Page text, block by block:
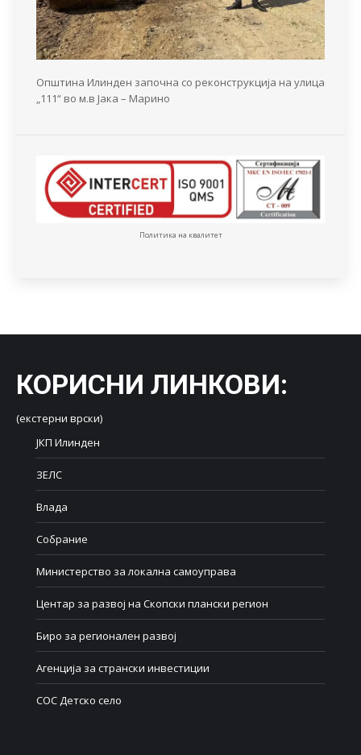
Општина Илинден започна со реконструкција на улица
„111“ во м.в Јака – Марино
Политика на квалитет
КОРИСНИ ЛИНКОВИ:
(екстерни врски)
ЈКП Илинден
ЗЕЛС
Влада
Собрание
Министерство за локална самоуправа
Центар за развој на Скопски плански регион
Биро за регионален развој
Агенција за странски инвестиции
СОС Детско село